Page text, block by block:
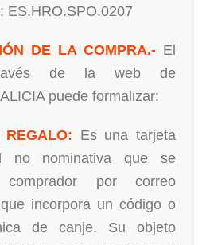
ES.HRO.SPO.0207
DE LA COMPRA.- El
de la web de
puede formalizar:
Es una tarjeta
no nominativa que se
por correo
incorpora un código o
de canje. Su objeto